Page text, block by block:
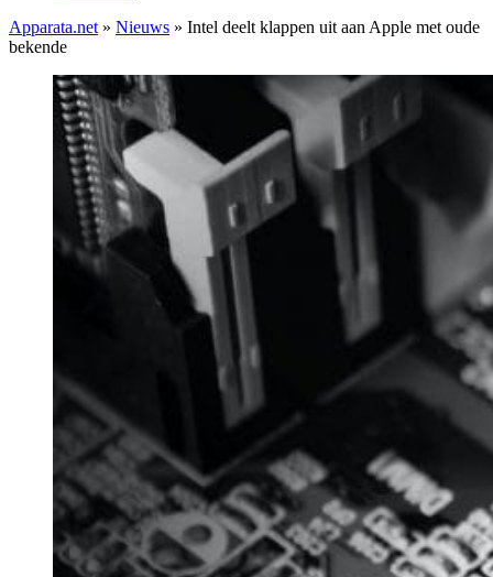
Apparata.net » Nieuws » Intel deelt klappen uit aan Apple met oude
bekende